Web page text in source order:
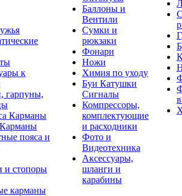
к
гарпуны,
пояса и
и стопоры
карманы
Баллоны и
Вентили
Сумки и
рюкзаки
Фонари
Ножи
Химия по уходу
Буи Катушки
Сигналы
Компрессоры,
комплектующие
и расходники
Фото и
Видеотехника
Аксессуары,
шланги и
карабины